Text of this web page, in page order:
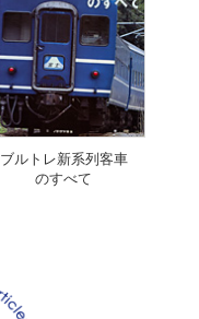
ブルトレ新系列客車
のすべて